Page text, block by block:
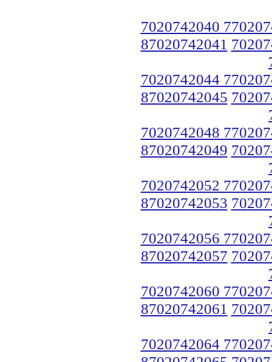
7020742040
87020742041
7020742044
87020742045
7020742048
87020742049
7020742052
87020742053
7020742056
87020742057
7020742060
87020742061
7020742064